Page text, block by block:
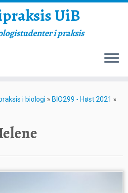
UiB
i praksis
i biologi » BIO299 - Høst 2021 »